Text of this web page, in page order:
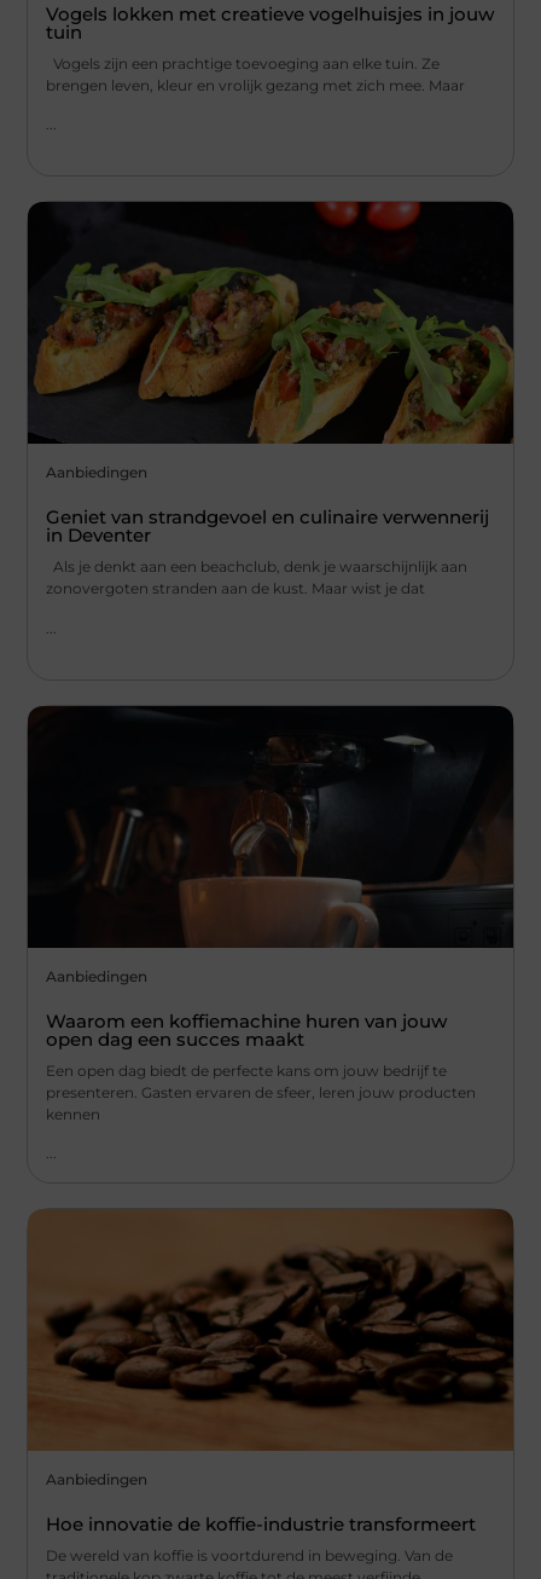
Vogels lokken met creatieve vogelhuisjes in jouw
tuin
Vogels zijn een prachtige toevoeging aan elke tuin. Ze
brengen leven, kleur en vrolijk gezang met zich mee. Maar
...
Aanbiedingen
Geniet van strandgevoel en culinaire verwennerij
in Deventer
Als je denkt aan een beachclub, denk je waarschijnlijk aan
zonovergoten stranden aan de kust. Maar wist je dat
Aanbiedingen
Waarom een koffiemachine huren van jouw
open dag een succes maakt
Een open dag biedt de perfecte kans om jouw bedrijf te
presenteren. Gasten ervaren de sfeer, leren jouw producten
kennen
Aanbiedingen
Hoe innovatie de koffie-industrie transformeert
De wereld van koffie is voortdurend in beweging. Van de